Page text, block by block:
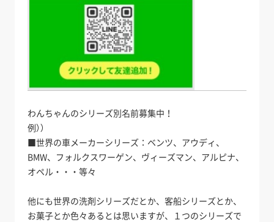
わんちゃんのシリーズ別名前募集中！
例））
■世界の車メーカーシリーズ：ベンツ、アウディ、
BMW、フォルクスワーゲン、ヴィーズマン、アルピナ、
オペル・・・等々
他にも世界の洗剤シリーズだとか、客船シリーズとか、
お菓子とか色々あるとは思いますが、１つのシリーズで